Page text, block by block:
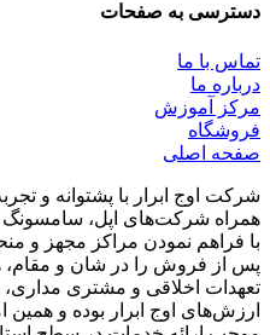
دسترسی به صفحات
تماس با ما
درباره ما
مرکز آموزش
فروشگاه
صفحه اصلی
شرکت اوج ابرار با پشتوانه و
همراه شرکت‌های اپل،
با فراهم نمودن مراکز مجهز و
پس از فروش را در شان و مقام،
تعهدات اخلاقی و مشتری
ارزش‌های اوج ابرار بوده و همین